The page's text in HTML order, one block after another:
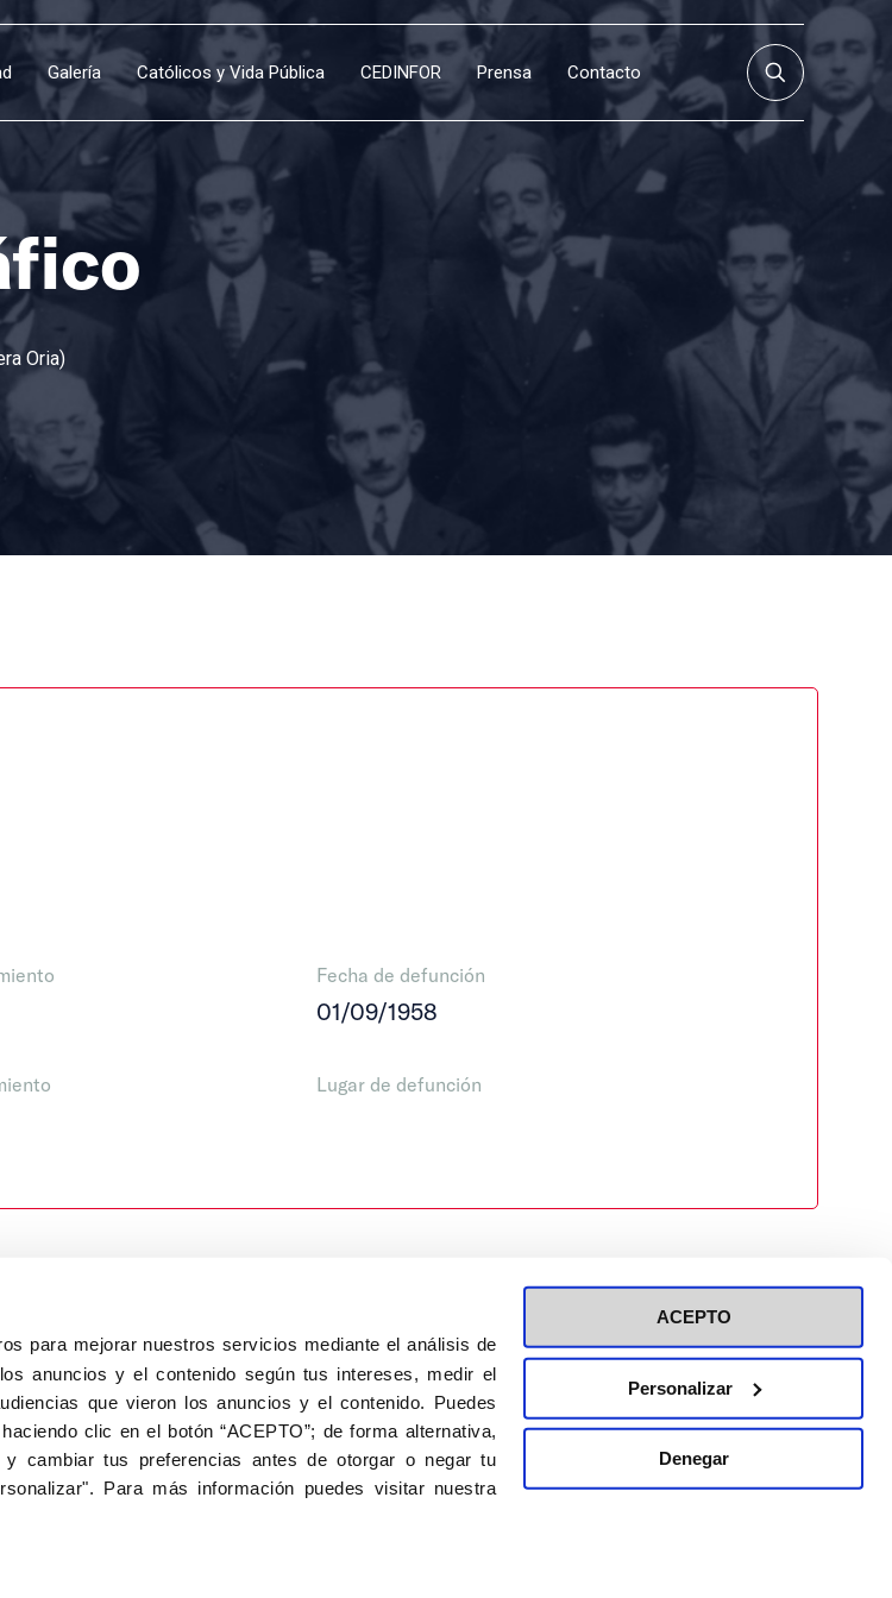
para mejorar nuestros servicios mediante el análisis de
anuncios y el contenido según tus intereses, medir el
que vieron los anuncios y el contenido. Puedes
clic en el botón “ACEPTO”; de forma alternativa,
cambiar tus preferencias antes de otorgar o negar tu
Para más información puedes visitar nuestra
ACEPTO
Personalizar
Denegar
Galería Católicos y Vida Pública CEDINFOR Prensa Contacto
Oria)
Fecha de defunción
01/09/1958
Lugar de defunción
Aviso Legal Inscripción a eventos
Política de privacidad de RRSS
Política de cookies